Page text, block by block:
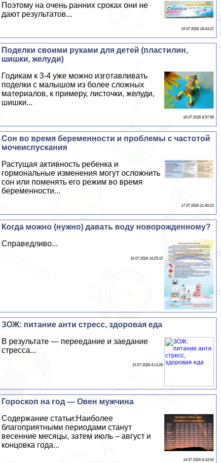
Поэтому на очень ранних сроках они не
дают результатов...
19 07 2026 18:43:21
Поделки своими руками для детей (пластилин,
шишки, желуди)
Годикам к 3-4 уже можно изготавливать
поделки с малышом из более сложных
материалов, к примеру, листочки, желуди,
шишки...
18 07 2026 8:57:58
Сон во время беременности и проблемы с частотой
мочеиспускания
Растущая активность ребенка и
гормональные изменения могут осложнить
сон или поменять его режим во время
беременности...
17 07 2026 21:40:23
Когда можно (нужно) давать воду новорожденному?
Справедливо...
16 07 2026 16:25:12
ЗОЖ: питание анти стресс, здоровая еда
В результате — переедание и заедание
стресса...
15 07 2026 4:13:26
Гороскоп на год — Овен мужчина
Содержание статьи:Наиболее
благоприятными периодами станут
весенние месяцы, затем июль – август и
концовка года...
14 07 2026 6:33:43